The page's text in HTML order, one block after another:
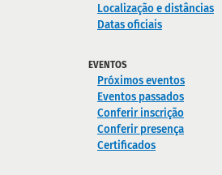
Localização e distâncias
Datas oficiais
EVENTOS
Próximos eventos
Eventos passados
Conferir inscrição
Conferir presença
Certificados